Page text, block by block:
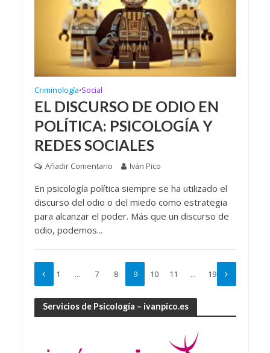
Criminología•Social
EL DISCURSO DE ODIO EN
POLÍTICA: PSICOLOGÍA Y
REDES SOCIALES
Añadir Comentario Iván Pico
En psicología política siempre se ha utilizado el
discurso del odio o del miedo como estrategia
para alcanzar el poder. Más que un discurso de
odio, podemos...
1 … 7 8 9 10 11 … 19
Servicios de Psicología – ivanpico.es